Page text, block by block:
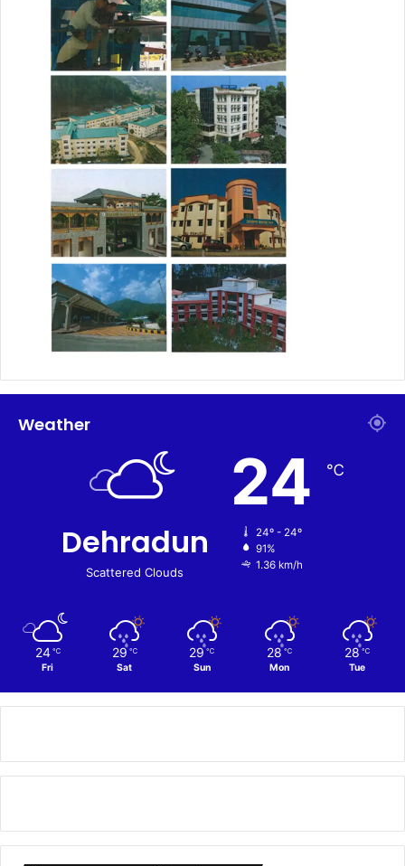
Weather
Dehradun
Scattered Clouds
24 ℃
24º - 24º
91%
1.36 km/h
24 ℃
Fri
29 ℃
Sat
29 ℃
Sun
28 ℃
Mon
28 ℃
Tue